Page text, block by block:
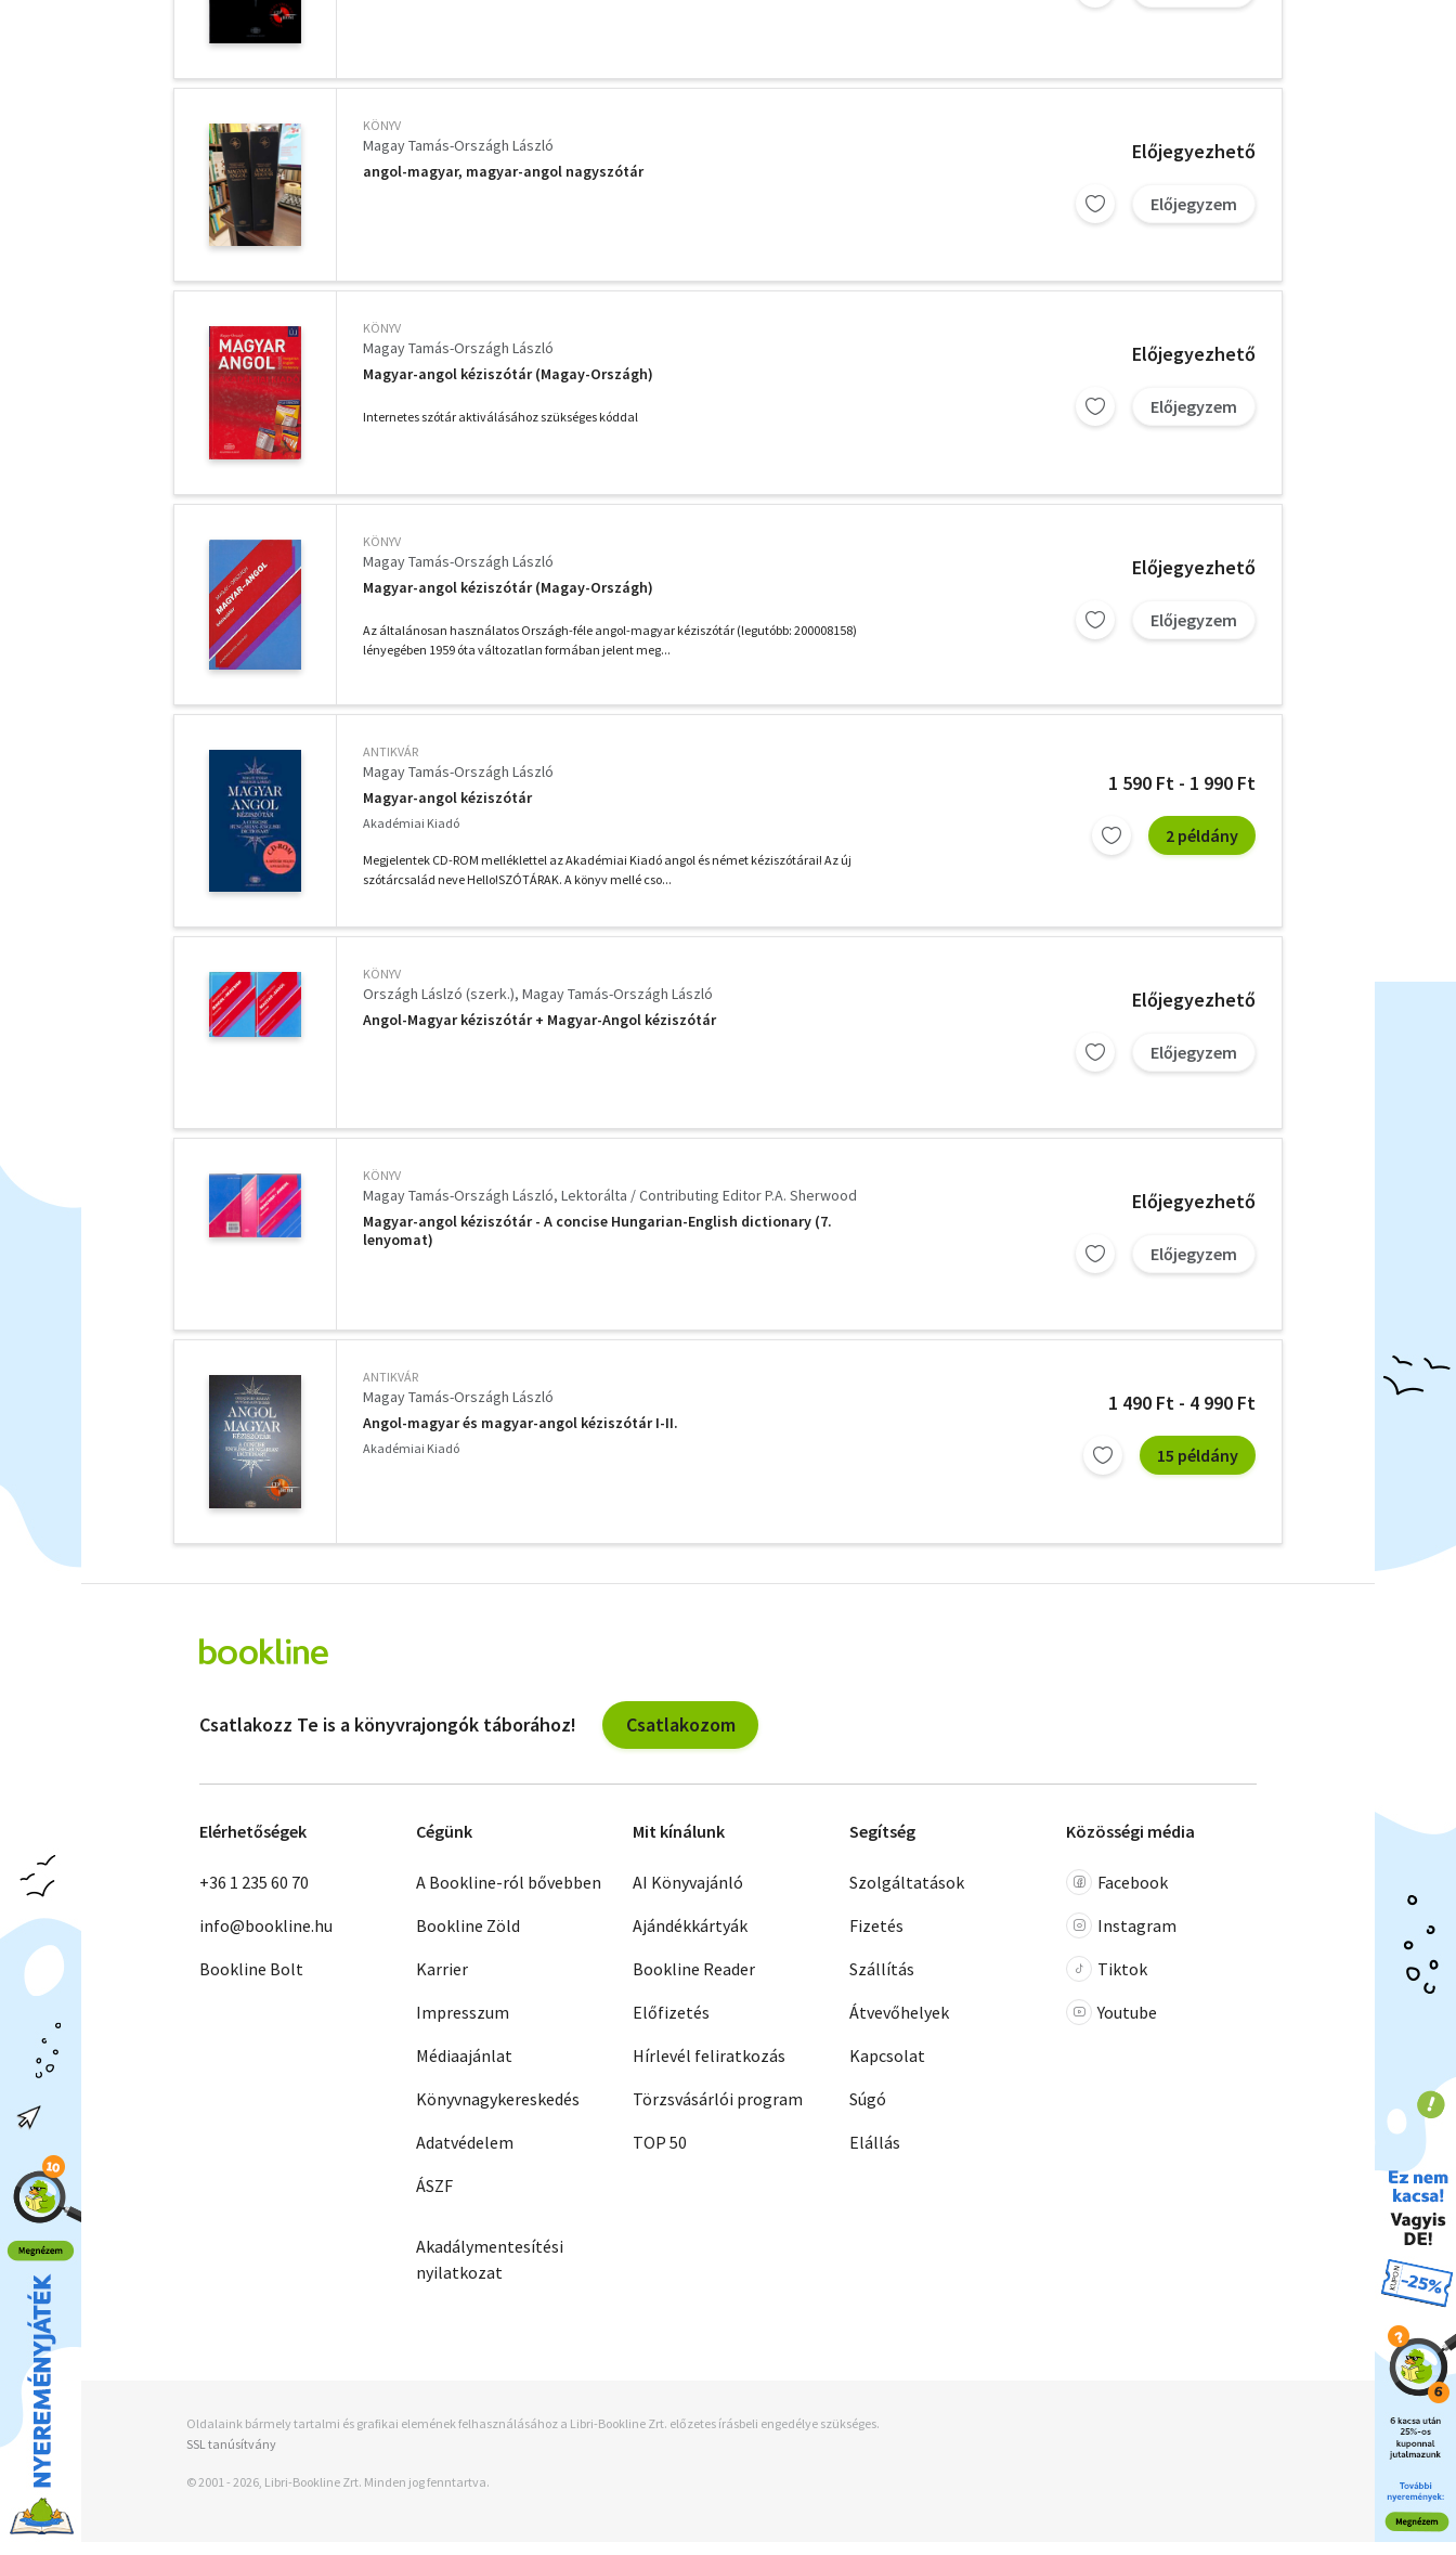
KÖNYV
Magay Tamás-Országh László
angol-magyar, magyar-angol nagyszótár
Előjegyezhető
Előjegyzem
KÖNYV
Magay Tamás-Országh László
Magyar-angol kéziszótár (Magay-Országh)
Internetes szótár aktiválásához szükséges kóddal
Előjegyezhető
Előjegyzem
KÖNYV
Magay Tamás-Országh László
Magyar-angol kéziszótár (Magay-Országh)
Az általánosan használatos Országh-féle angol-magyar kéziszótár (legutóbb: 200008158)
lényegében 1959 óta változatlan formában jelent meg...
Előjegyezhető
Előjegyzem
ANTIKVÁR
Magay Tamás-Országh László
Magyar-angol kéziszótár
Akadémiai Kiadó
Megjelentek CD-ROM melléklettel az Akadémiai Kiadó angol és német kéziszótárai! Az új
szótárcsalád neve Hello!SZÓTÁRAK. A könyv mellé cso...
1 590 Ft - 1 990 Ft
2 példány
KÖNYV
Országh Láslzó (szerk.) Magay Tamás-Országh László
Angol-Magyar kéziszótár + Magyar-Angol kéziszótár
Előjegyezhető
Előjegyzem
KÖNYV
Magay Tamás-Országh László Lektorálta / Contributing Editor P.A. Sherwood
Magyar-angol kéziszótár - A concise Hungarian-English dictionary (7.
lenyomat)
Előjegyezhető
Előjegyzem
ANTIKVÁR
Magay Tamás-Országh László
Angol-magyar és magyar-angol kéziszótár I-II.
Akadémiai Kiadó
1 490 Ft - 4 990 Ft
15 példány
szűrők
Csatlakozz Te is a könyvrajongók táborához! Csatlakozom
Elérhetőségek
+36 1 235 60 70
info@bookline.hu
Bookline Bolt
Cégünk
A Bookline-ról bővebben
Bookline Zöld
Karrier
Impresszum
Médiaajánlat
Könyvnagykereskedés
Adatvédelem
ÁSZF
Akadálymentesítési
nyilatkozat
Mit kínálunk
AI Könyvajánló
Ajándékkártyák
Bookline Reader
Előfizetés
Hírlevél feliratkozás
Törzsvásárlói program
TOP 50
Segítség
Szolgáltatások
Fizetés
Szállítás
Átvevőhelyek
Kapcsolat
Súgó
Elállás
Közösségi média
Facebook
Instagram
Tiktok
Youtube
Oldalaink bármely tartalmi és grafikai elemének felhasználásához a Libri-Bookline Zrt. előzetes írásbeli engedélye szükséges.
SSL tanúsítvány
© 2001 - 2026, Libri-Bookline Zrt. Minden jog fenntartva.